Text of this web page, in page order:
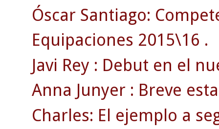
Óscar Santiago:
Equipaciones 2015\16 .
Javi Rey : Debut en el
Anna Junyer : Breve
Charles: El ejemplo a